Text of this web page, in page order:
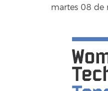
martes 08 de